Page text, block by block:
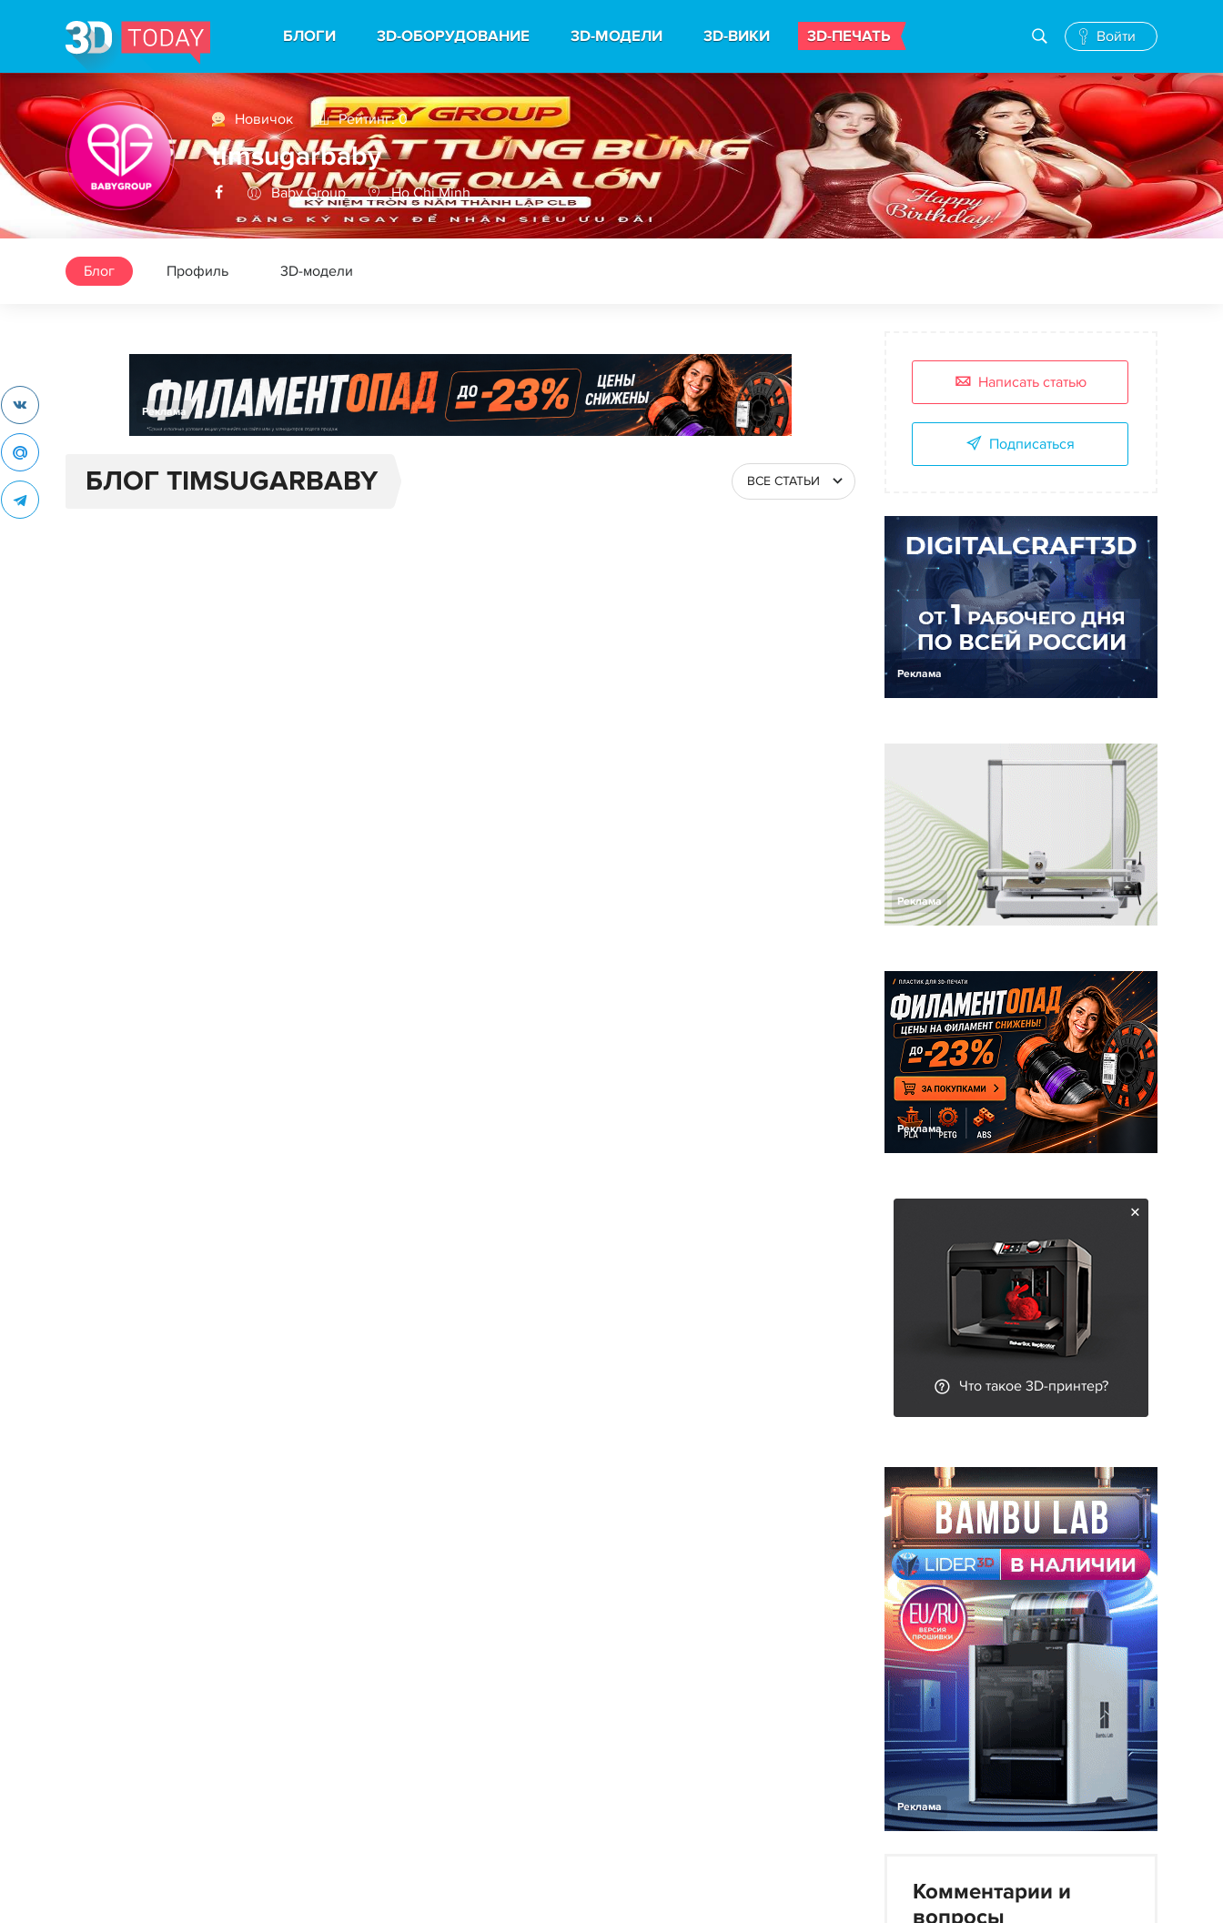
БЛОГИ 3D-ОБОРУДОВАНИЕ 3D-МОДЕЛИ 3D-ВИКИ 3D-ПЕЧАТЬ Войти
Новичок Рейтинг: 0
timsugarbaby
Baby Group Ho Chi Minh
Блог Профиль 3D-модели
Реклама
БЛОГ TIMSUGARBABY ВСЕ СТАТЬИ
Написать статью
Подписаться
Реклама
Реклама
Реклама
Что такое 3D-принтер?
Реклама
Комментарии и
вопросы